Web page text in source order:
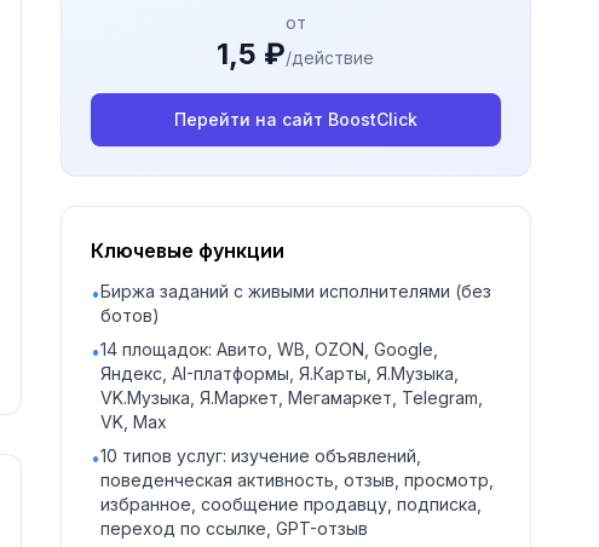
от
1,5 ₽/действие
Перейти на сайт BoostClick
Ключевые функции
•Биржа заданий с живыми исполнителями (без
ботов)
•14 площадок: Авито, WB, OZON, Google,
Яндекс, AI-платформы, Я.Карты, Я.Музыка,
VK.Музыка, Я.Маркет, Мегамаркет, Telegram,
VK, Max
•10 типов услуг: изучение объявлений,
поведенческая активность, отзыв, просмотр,
избранное, сообщение продавцу, подписка,
переход по ссылке, GPT-отзыв